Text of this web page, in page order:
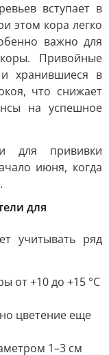
вступает в
этом кора легко
важно для
Привойные
хранившиеся в
что снижает
на успешное
для прививки
июня, когда
для
учитывать ряд
от +10 до +15 °C
цветение еще
1–3 см